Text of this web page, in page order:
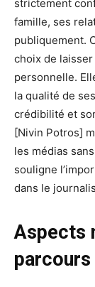
strictement
famille, ses
publiquement.
choix de
personnelle.
la qualité de
crédibilité et
[Nivin Potros]
les médias
souligne
dans le
Aspects
parcours